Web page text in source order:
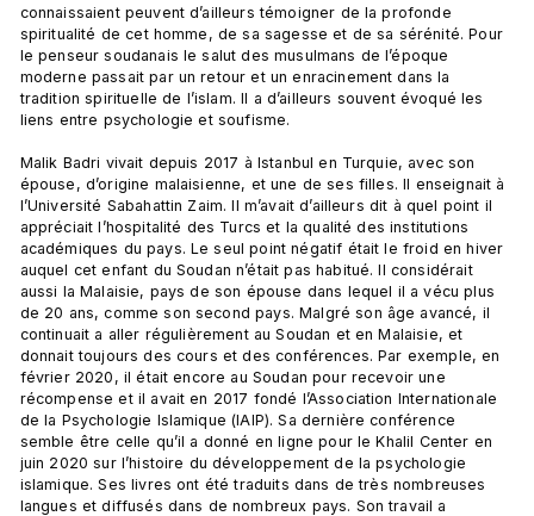
connaissaient peuvent d’ailleurs témoigner de la profonde
spiritualité de cet homme, de sa sagesse et de sa sérénité. Pour
le penseur soudanais le salut des musulmans de l’époque
moderne passait par un retour et un enracinement dans la
tradition spirituelle de l’islam. Il a d’ailleurs souvent évoqué les
liens entre psychologie et soufisme.
Malik Badri vivait depuis 2017 à Istanbul en Turquie, avec son
épouse, d’origine malaisienne, et une de ses filles. Il enseignait à
l’Université Sabahattin Zaim. Il m’avait d’ailleurs dit à quel point il
appréciait l’hospitalité des Turcs et la qualité des institutions
académiques du pays. Le seul point négatif était le froid en hiver
auquel cet enfant du Soudan n’était pas habitué. Il considérait
aussi la Malaisie, pays de son épouse dans lequel il a vécu plus
de 20 ans, comme son second pays. Malgré son âge avancé, il
continuait a aller régulièrement au Soudan et en Malaisie, et
donnait toujours des cours et des conférences. Par exemple, en
février 2020, il était encore au Soudan pour recevoir une
récompense et il avait en 2017 fondé l’Association Internationale
de la Psychologie Islamique (IAIP). Sa dernière conférence
semble être celle qu’il a donné en ligne pour le Khalil Center en
juin 2020 sur l’histoire du développement de la psychologie
islamique. Ses livres ont été traduits dans de très nombreuses
langues et diffusés dans de nombreux pays. Son travail a